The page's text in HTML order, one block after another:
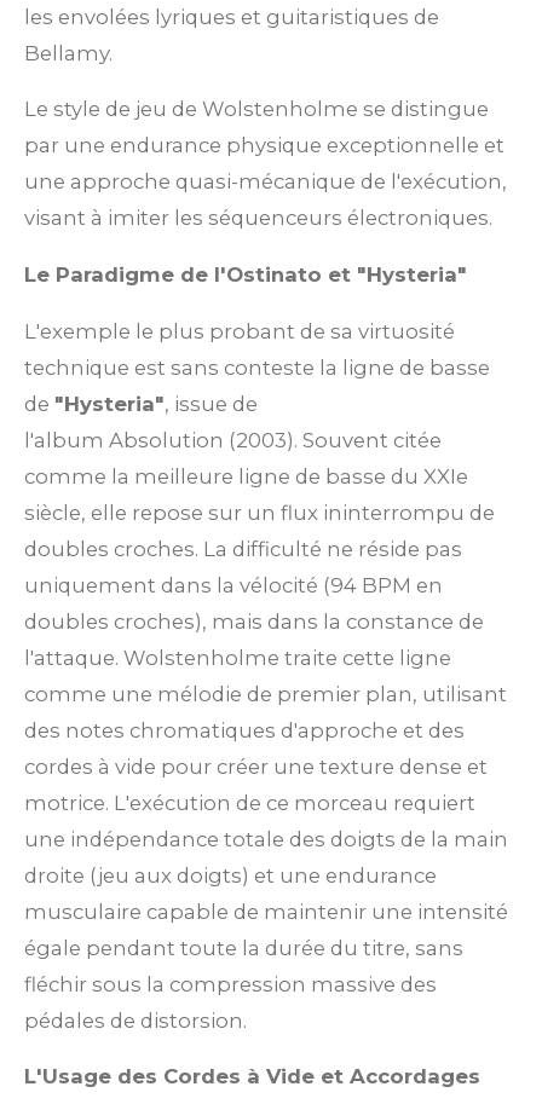
les envolées lyriques et guitaristiques de
Bellamy.
Le style de jeu de Wolstenholme se distingue
par une endurance physique exceptionnelle et
une approche quasi-mécanique de l'exécution,
visant à imiter les séquenceurs électroniques.
Le Paradigme de l'Ostinato et "Hysteria"
L'exemple le plus probant de sa virtuosité
technique est sans conteste la ligne de basse
de "Hysteria", issue de
l'album Absolution (2003). Souvent citée
comme la meilleure ligne de basse du XXIe
siècle, elle repose sur un flux ininterrompu de
doubles croches. La difficulté ne réside pas
uniquement dans la vélocité (94 BPM en
doubles croches), mais dans la constance de
l'attaque. Wolstenholme traite cette ligne
comme une mélodie de premier plan, utilisant
des notes chromatiques d'approche et des
cordes à vide pour créer une texture dense et
motrice. L'exécution de ce morceau requiert
une indépendance totale des doigts de la main
droite (jeu aux doigts) et une endurance
musculaire capable de maintenir une intensité
égale pendant toute la durée du titre, sans
fléchir sous la compression massive des
pédales de distorsion.
L'Usage des Cordes à Vide et Accordages